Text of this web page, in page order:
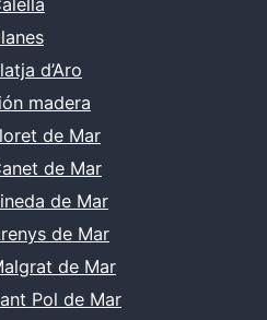
d’Aro
madera
de Mar
de Mar
de Mar
de Mar
de Mar
Pol de Mar